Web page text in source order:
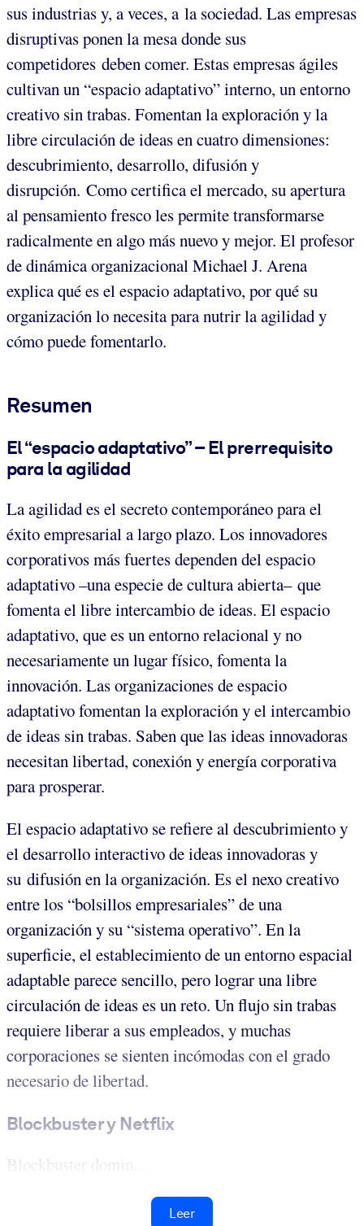
sus industrias y, a veces, a la sociedad. Las empresas
disruptivas ponen la mesa donde sus
competidores deben comer. Estas empresas ágiles
cultivan un “espacio adaptativo” interno, un entorno
creativo sin trabas. Fomentan la exploración y la
libre circulación de ideas en cuatro dimensiones:
descubrimiento, desarrollo, difusión y
disrupción. Como certifica el mercado, su apertura
al pensamiento fresco les permite transformarse
radicalmente en algo más nuevo y mejor. El profesor
de dinámica organizacional Michael J. Arena
explica qué es el espacio adaptativo, por qué su
organización lo necesita para nutrir la agilidad y
cómo puede fomentarlo.
Resumen
El “espacio adaptativo” – El prerrequisito
para la agilidad
La agilidad es el secreto contemporáneo para el
éxito empresarial a largo plazo. Los innovadores
corporativos más fuertes dependen del espacio
adaptativo –una especie de cultura abierta– que
fomenta el libre intercambio de ideas. El espacio
adaptativo, que es un entorno relacional y no
necesariamente un lugar físico, fomenta la
innovación. Las organizaciones de espacio
adaptativo fomentan la exploración y el intercambio
de ideas sin trabas. Saben que las ideas innovadoras
necesitan libertad, conexión y energía corporativa
para prosperar.
El espacio adaptativo se refiere al descubrimiento y
el desarrollo interactivo de ideas innovadoras y
su difusión en la organización. Es el nexo creativo
entre los “bolsillos empresariales” de una
organización y su “sistema operativo”. En la
superficie, el establecimiento de un entorno espacial
adaptable parece sencillo, pero lograr una libre
circulación de ideas es un reto. Un flujo sin trabas
requiere liberar a sus empleados, y muchas
corporaciones se sienten incómodas con el grado
necesario de libertad.
Blockbuster y Netflix
Blockbuster domin...
Leer